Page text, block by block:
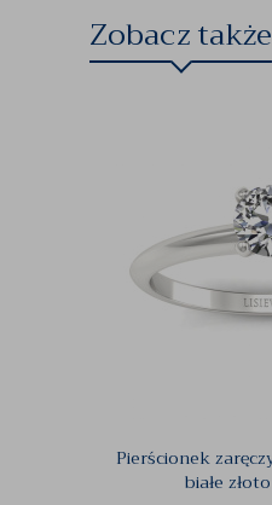
Zobacz także
Pierścionek
białe